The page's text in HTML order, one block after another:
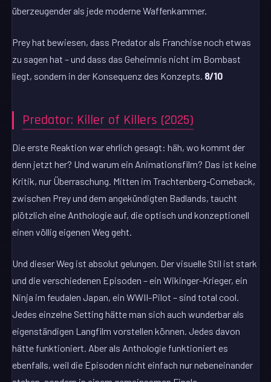
überzeugender als jede moderne Waffenkammer.
Prey hat bewiesen, dass Predator als Franchise noch etwas
zu sagen hat – und dass das Geheimnis nicht im Bombast
liegt, sondern in der Konsequenz des Konzepts. 8/10
Predator: Killer of Killers (2025)
Die erste Reaktion war ehrlich gesagt: häh, wo kommt der
denn jetzt her? Und warum ein Animationsfilm? Das ist keine
Kritik, nur Überraschung. Mitten im Trachtenberg-Comeback,
zwischen Prey und dem angekündigten Badlands, taucht
plötzlich eine Anthologie auf, die optisch und konzeptionell
einen völlig eigenen Weg geht.
Und dieser Weg ist absolut gelungen. Der visuelle Stil ist stark
und die verschiedenen Episoden – ein Wikinger-Krieger, ein
Ninja im feudalen Japan, ein WWII-Pilot – sind total cool.
Jedes einzelne Setting hätte man sich auch wunderbar als
eigenständigen Langfilm vorstellen können. Jedes davon
hätte funktioniert. Aber als Anthologie funktioniert es
ebenfalls, weil die Episoden nicht einfach nur nebeneinander